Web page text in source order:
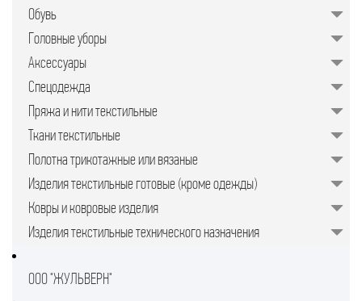
Подобрать качественные изделия в
Обувь
Головные уборы
Аксессуары
Спецодежда
Пряжа и нити текстильные
Ткани текстильные
Полотна трикотажные или вязаные
Изделия текстильные готовые (кроме одежды)
Ковры и ковровые изделия
Изделия текстильные технического назначения
ООО "ЖУЛЬВЕРН"